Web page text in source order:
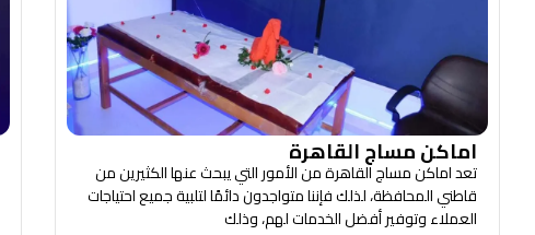
اماكن مساج القاهرة
تعد اماكن مساج القاهرة من الأمور التي يبحث عنها الكثيرين من
قاطني المحافظة، لذلك فإننا متواجدون دائمًا لتلبية جميع احتياجات
العملاء وتوفير أفضل الخدمات لهم، وذلك